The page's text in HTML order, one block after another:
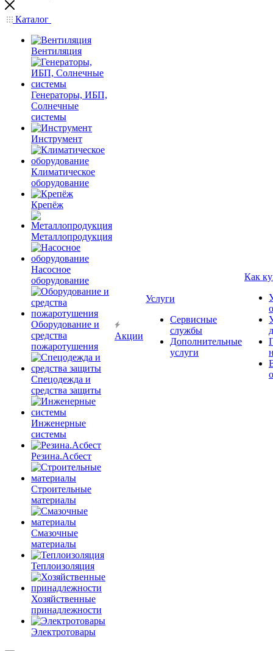
Каталог
Вентиляция
Генераторы, ИБП,
Солнечные
системы
Инструмент
Климатическое
оборудование
Крепёж
Металлопродукция
Насосное
оборудование
Оборудование и
средства
пожаротушения
Спецодежда и
средства защиты
Инженерные
системы
Резина.Асбест
Строительные
материалы
Смазочные
материалы
Теплоизоляция
Хозяйственные
принадлежности
Электротовары
Акции
Услуги
Сервисные
службы
Дополнительные
услуги
Как